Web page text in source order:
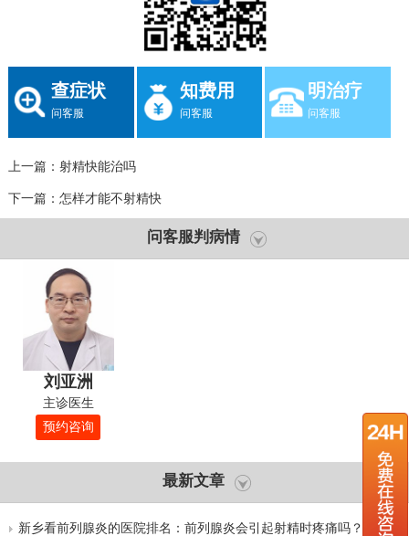
查症状
问客服
知费用
问客服
明治疗
问客服
上一篇： 射精快能治吗
下一篇： 怎样才能不射精快
问客服判病情
刘亚洲
主诊医生
预约咨询
最新文章
新乡看前列腺炎的医院排名：前列腺炎会引起射精时疼痛吗？